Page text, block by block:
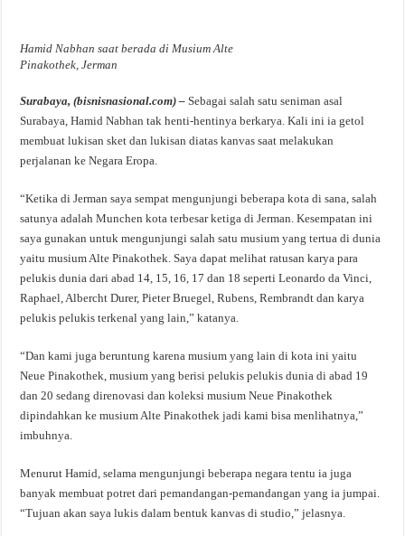
Hamid Nabhan saat berada di Musium Alte
Pinakothek, Jerman
Surabaya, (bisnisnasional.com) – Sebagai salah satu seniman asal
Surabaya, Hamid Nabhan tak henti-hentinya berkarya. Kali ini ia getol
membuat lukisan sket dan lukisan diatas kanvas saat melakukan
perjalanan ke Negara Eropa.
“Ketika di Jerman saya sempat mengunjungi beberapa kota di sana, salah
satunya adalah Munchen kota terbesar ketiga di Jerman. Kesempatan ini
saya gunakan untuk mengunjungi salah satu musium yang tertua di dunia
yaitu musium Alte Pinakothek. Saya dapat melihat ratusan karya para
pelukis dunia dari abad 14, 15, 16, 17 dan 18 seperti Leonardo da Vinci,
Raphael, Albercht Durer, Pieter Bruegel, Rubens, Rembrandt dan karya
pelukis pelukis terkenal yang lain,” katanya.
“Dan kami juga beruntung karena musium yang lain di kota ini yaitu
Neue Pinakothek, musium yang berisi pelukis pelukis dunia di abad 19
dan 20 sedang direnovasi dan koleksi musium Neue Pinakothek
dipindahkan ke musium Alte Pinakothek jadi kami bisa menlihatnya,”
imbuhnya.
Menurut Hamid, selama mengunjungi beberapa negara tentu ia juga
banyak membuat potret dari pemandangan-pemandangan yang ia jumpai.
“Tujuan akan saya lukis dalam bentuk kanvas di studio,” jelasnya.